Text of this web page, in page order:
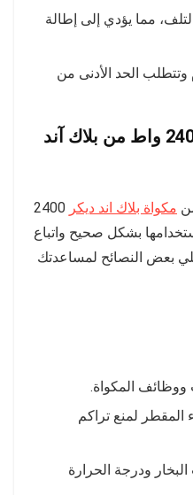
مما يؤدي إلى إطالة
وتتطلب الحد الأدنى من
استخدام مكواة البخار 2400 واط من بلاك آند
مكواة بلاك اند ديكر 2400
بشكل صحيح واتباع
بعض النصائح لمساعدتك
المكواة.
المقطر لمنع تراكم
ودرجة الحرارة